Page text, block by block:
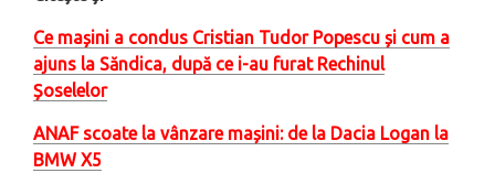
Ce mașini a condus Cristian Tudor Popescu și cum a
ajuns la Săndica, după ce i-au furat Rechinul
Șoselelor
ANAF scoate la vânzare mașini: de la Dacia Logan la
BMW X5